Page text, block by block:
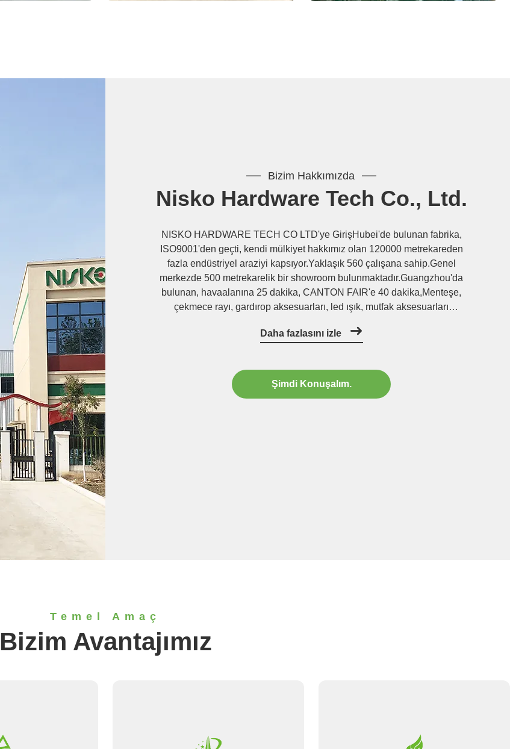
Bizim Hakkımızda
Nisko Hardware Tech Co., Ltd.
NISKO HARDWARE TECH CO LTD'ye GirişHubei'de bulunan fabrika,
ISO9001'den geçti, kendi mülkiyet hakkımız olan 120000 metrekareden
fazla endüstriyel araziyi kapsıyor.Yaklaşık 560 çalışana sahip.Genel
merkezde 500 metrekarelik bir showroom bulunmaktadır.Guangzhou'da
bulunan, havaalanına 25 dakika, CANTON FAIR'e 40 dakika,Menteşe,
çekmece rayı, gardırop aksesuarları, led ışık, mutfak aksesuarları
sağlarÇin'in farklı ...
Daha fazlasını izle
Şimdi Konuşalım.
Temel Amaç
Bizim Avantajımız